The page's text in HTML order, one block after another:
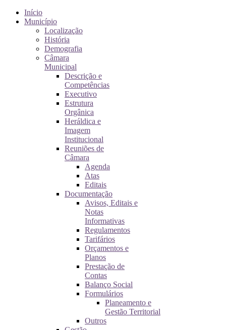
Início
Município
Localização
História
Demografia
Câmara
Municipal
Descrição e
Competências
Executivo
Estrutura
Orgânica
Heráldica e
Imagem
Institucional
Reuniões de
Câmara
Agenda
Atas
Editais
Documentação
Avisos, Editais e
Notas
Informativas
Regulamentos
Tarifários
Orçamentos e
Planos
Prestação de
Contas
Balanço Social
Formulários
Planeamento e
Gestão Territorial
Outros